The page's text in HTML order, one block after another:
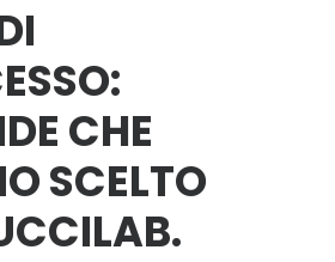
CHE
SCELTO